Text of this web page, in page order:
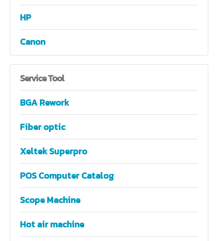
HP
Canon
ServiceTool
BGA Rework
Fiber optic
Xeltek Superpro
POS Computer Catalog
Scope Machine
Hot air machine